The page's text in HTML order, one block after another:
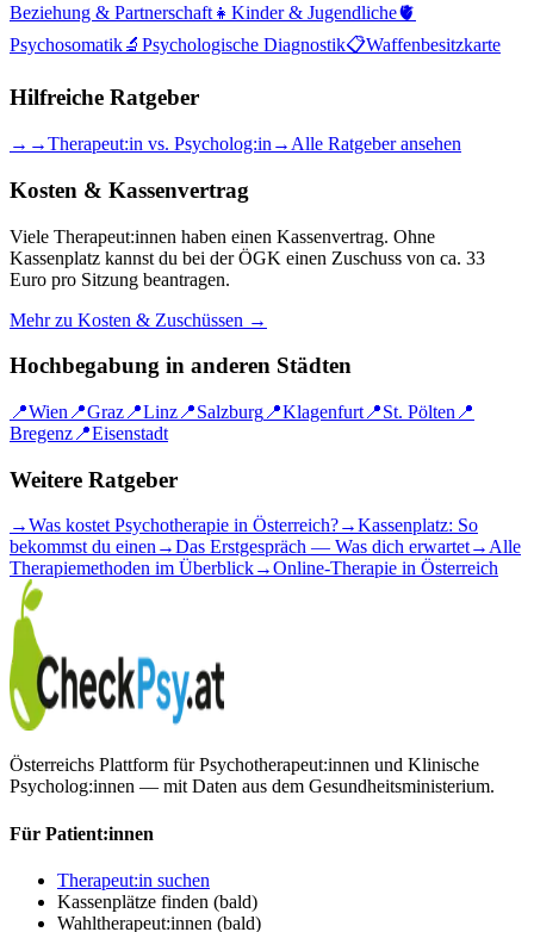
Beziehung & Partnerschaft 👧 Kinder & Jugendliche🫀
Psychosomatik🔬 Psychologische Diagnostik📋Waffenbesitzkarte
Hilfreiche Ratgeber
→ →Therapeut:in vs. Psycholog:in → Alle Ratgeber ansehen
Kosten & Kassenvertrag
Viele Therapeut:innen haben einen Kassenvertrag. Ohne
Kassenplatz kannst du bei der ÖGK einen Zuschuss von ca. 33
Euro pro Sitzung beantragen.
Mehr zu Kosten & Zuschüssen →
Hochbegabung in anderen Städten
📍Wien 📍Graz 📍Linz 📍Salzburg 📍Klagenfurt 📍St. Pölten 📍
Bregenz 📍Eisenstadt
Weitere Ratgeber
→Was kostet Psychotherapie in Österreich?→Kassenplatz: So
bekommst du einen→Das Erstgespräch — Was dich erwartet→Alle
Therapiemethoden im Überblick→Online-Therapie in Österreich
Österreichs Plattform für Psychotherapeut:innen und Klinische
Psycholog:innen — mit Daten aus dem Gesundheitsministerium.
Für Patient:innen
Therapeut:in suchen
Kassenplätze finden (bald)
Wahltherapeut:innen (bald)